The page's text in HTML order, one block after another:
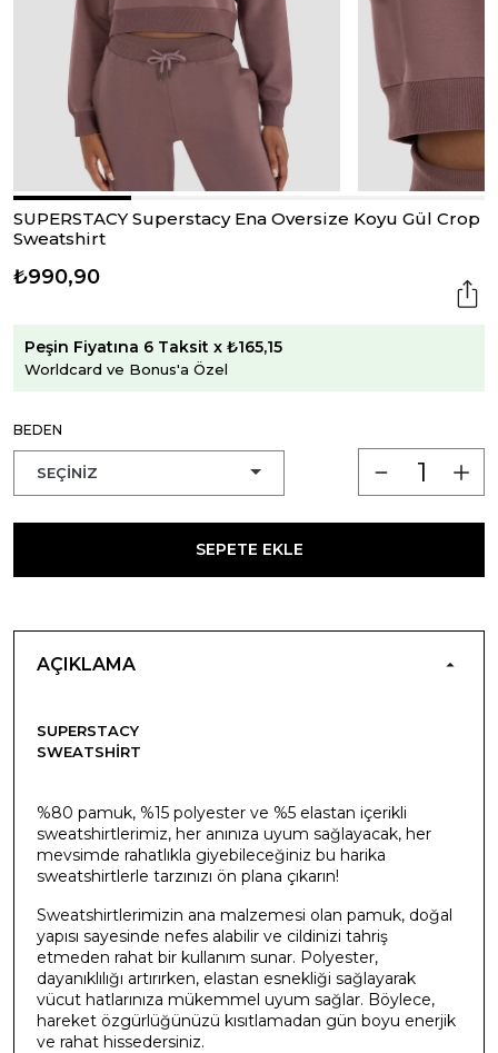
SUPERSTACY Superstacy Ena Oversize Koyu Gül Crop
Sweatshirt
₺990,90
Peşin Fiyatına 6 Taksit x ₺165,15
Worldcard ve Bonus'a Özel
BEDEN
SEPETE EKLE
AÇIKLAMA
SUPERSTACY
SWEATSHIRT
%80 pamuk, %15 polyester ve %5 elastan içerikli
sweatshirtlerimiz, her anınıza uyum sağlayacak, her
mevsimde rahatlıkla giyebileceğiniz bu harika
sweatshirtlerle tarzınızı ön plana çıkarın!
Sweatshirtlerimizin ana malzemesi olan pamuk, doğal
yapısı sayesinde nefes alabilir ve cildinizi tahriş
etmeden rahat bir kullanım sunar. Polyester,
dayanıklılığı artırırken, elastan esnekliği sağlayarak
vücut hatlarınıza mükemmel uyum sağlar. Böylece,
hareket özgürlüğünüzü kısıtlamadan gün boyu enerjik
ve rahat hissedersiniz.